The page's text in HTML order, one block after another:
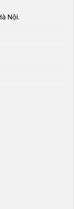
Nội.